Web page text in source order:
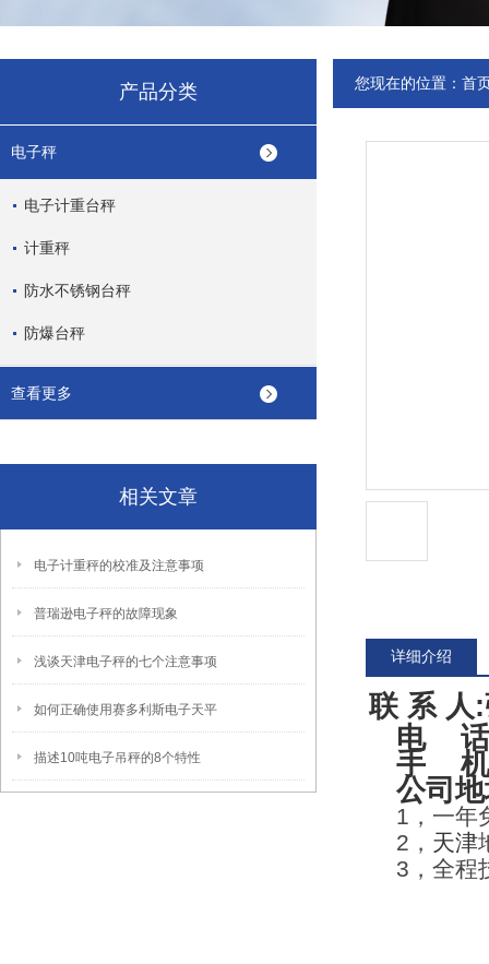
产品分类
电子秤
电子计重台秤
计重秤
防水不锈钢台秤
防爆台秤
查看更多
相关文章
电子计重秤的校准及注意事项
普瑞逊电子秤的故障现象
浅谈天津电子秤的七个注意事项
如何正确使用赛多利斯电子天平
描述10吨电子吊秤的8个特性
您现在的位置： 首
详细介绍
联 系 人:
电
话
手
机
公司
1 ，一
2 ， 天津
3 ，全